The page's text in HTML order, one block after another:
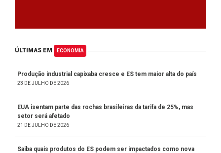
ÚLTIMAS EM ECONOMIA
Produção industrial capixaba cresce e ES tem maior alta do país
23 DE JULHO DE 2026
EUA isentam parte das rochas brasileiras da tarifa de 25%, mas
setor será afetado
21 DE JULHO DE 2026
Saiba quais produtos do ES podem ser impactados como nova